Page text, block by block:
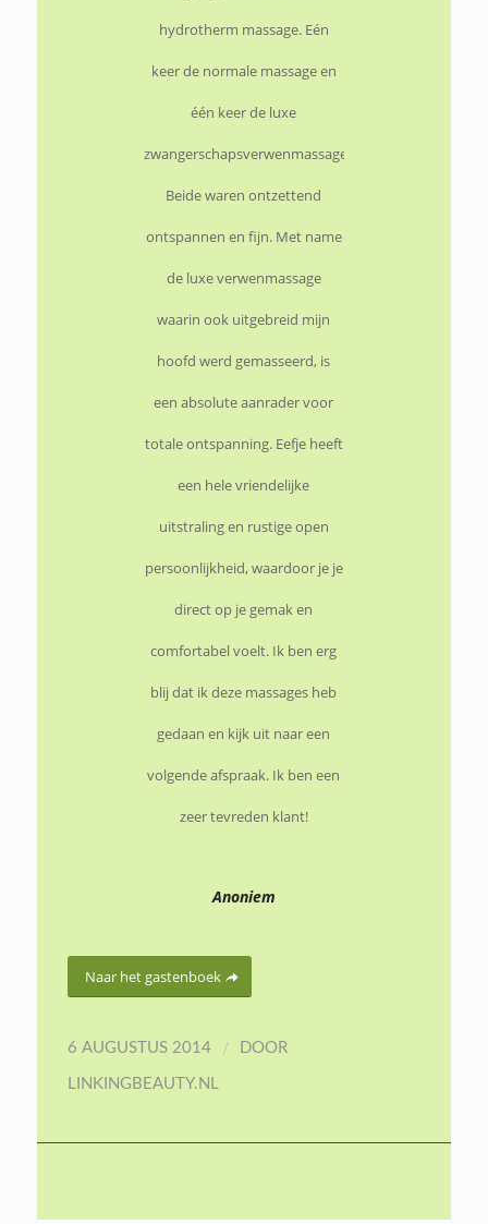
hydrotherm massage. Eén
keer de normale massage en
één keer de luxe
zwangerschapsverwenmassage.
Beide waren ontzettend
ontspannen en fijn. Met name
de luxe verwenmassage
waarin ook uitgebreid mijn
hoofd werd gemasseerd, is
een absolute aanrader voor
totale ontspanning. Eefje heeft
een hele vriendelijke
uitstraling en rustige open
persoonlijkheid, waardoor je je
direct op je gemak en
comfortabel voelt. Ik ben erg
blij dat ik deze massages heb
gedaan en kijk uit naar een
volgende afspraak. Ik ben een
zeer tevreden klant!
Anoniem
Naar het gastenboek
6 AUGUSTUS 2014 / DOOR
LINKINGBEAUTY.NL